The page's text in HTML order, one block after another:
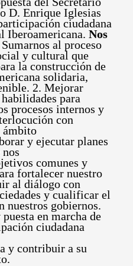
D. Enrique Iglesias
ciudadana
Iberoamericana. Nos
al proceso
y cultural que
la construcción de
solidaria,
2. Mejorar
para
procesos internos y
con
ámbito
y ejecutar planes
comunes y
fortalecer nuestro
al diálogo con
y cualificar el
nuestros gobiernos.
en marcha de
ciudadana
y contribuir a su